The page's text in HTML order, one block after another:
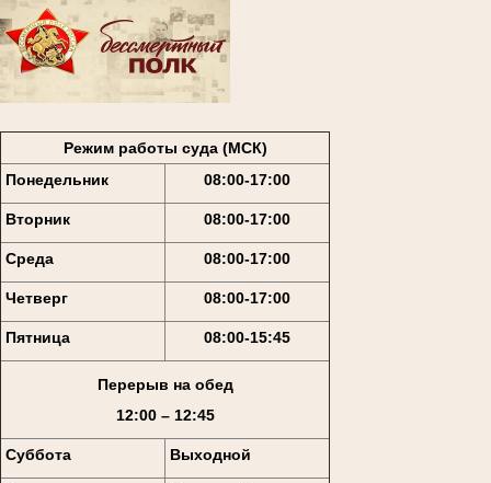
Режим работы суда (МСК)
Понедельник
08:00-17:00
Вторник 08:00-17:00
Среда 08:00-17:00
Четверг 08:00-17:00
Пятница 08:00-15:45
Перерыв на обед
12:00 – 12:45
Суббота Выходной